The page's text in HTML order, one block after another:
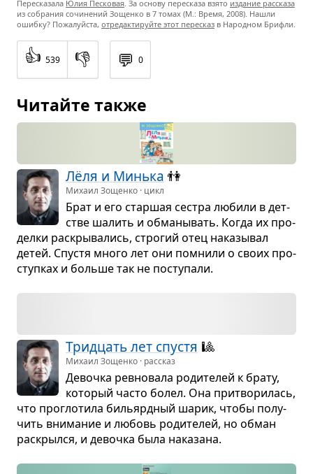
Пересказала Юлия Песковая. За основу пересказа взято издание рассказа
из собрания сочинений Зощенко в 7 томах (М.: Время, 2008). Нашли
ошибку? Пожалуйста, отредактируйте этот пересказ в Народном Брифли.
👍 539 👎 💬 0
Читайте также
Лёля и Минька 👫
Михаил Зощенко · цикл
Брат и его стар­шая сестра любили в дет­
стве шалить и обма­ны­вать. Когда их про­
делки рас­кры­ва­лись, стро­гий отец нака­зы­вал
детей. Спу­стя много лет они помнили о своих про­
ступ­ках и больше так не посту­пали.
Трид­цать лет спу­стя 🎱
Михаил Зощенко · рассказ
Девочка рев­но­вала роди­те­лей к брату,
кото­рый часто болел. Она при­тво­ри­лась,
что про­гло­тила бильярд­ный шарик, чтобы полу­
чить вни­ма­ние и любовь роди­те­лей, но обман
рас­крылся, и девочка была нака­зана.